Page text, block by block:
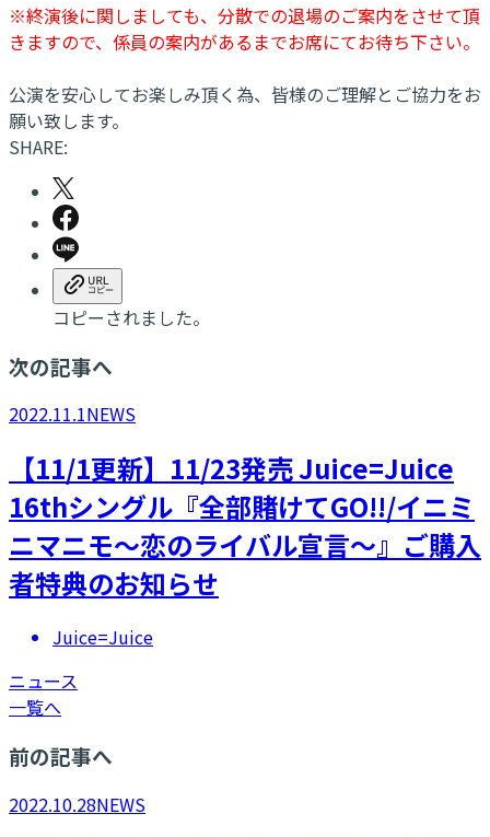
※終演後に関しましても、分散での退場のご案内をさせて頂
きますので、係員の案内があるまでお席にてお待ち下さい。
公演を安心してお楽しみ頂く為、皆様のご理解とご協力をお
願い致します。
SHARE:
コピーされました。
次の記事へ
2022.11.1NEWS
【11/1更新】11/23発売 Juice=Juice
16thシングル『全部賭けてGO!!/イニミ
ニマニモ～恋のライバル宣言～』ご購入
者特典のお知らせ
Juice=Juice
ニュース
一覧へ
前の記事へ
2022.10.28NEWS